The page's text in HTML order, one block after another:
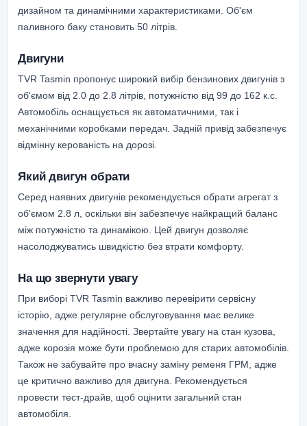
дизайном та динамічними характеристиками. Об'єм
паливного баку становить 50 літрів.
Двигуни
TVR Tasmin пропонує широкий вибір бензинових двигунів з
об'ємом від 2.0 до 2.8 літрів, потужністю від 99 до 162 к.с.
Автомобіль оснащується як автоматичними, так і
механічними коробками передач. Задній привід забезпечує
відмінну керованість на дорозі.
Який двигун обрати
Серед наявних двигунів рекомендується обрати агрегат з
об'ємом 2.8 л, оскільки він забезпечує найкращий баланс
між потужністю та динамікою. Цей двигун дозволяє
насолоджуватись швидкістю без втрати комфорту.
На що звернути увагу
При виборі TVR Tasmin важливо перевірити сервісну
історію, адже регулярне обслуговування має велике
значення для надійності. Звертайте увагу на стан кузова,
адже корозія може бути проблемою для старих автомобілів.
Також не забувайте про вчасну заміну ременя ГРМ, адже
це критично важливо для двигуна. Рекомендується
провести тест-драйв, щоб оцінити загальний стан
автомобіля.